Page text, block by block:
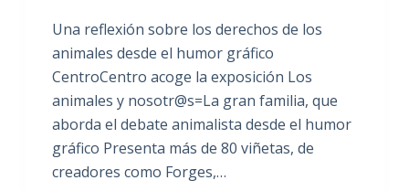
Una reflexión sobre los derechos de los
animales desde el humor gráfico
CentroCentro acoge la exposición Los
animales y nosotr@s=La gran familia, que
aborda el debate animalista desde el humor
gráfico Presenta más de 80 viñetas, de
creadores como Forges,…